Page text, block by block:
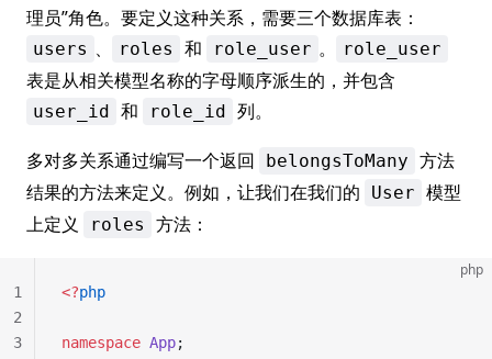
理员”角色。要定义这种关系，需要三个数据库表：
users 、 roles 和 role_user 。 role_user
表是从相关模型名称的字母顺序派生的，并包含
user_id 和 role_id 列。
多对多关系通过编写一个返回 belongsToMany 方法
结果的方法来定义。例如，让我们在我们的
User 模型
上定义
roles 方法：
php
<?php
namespace App;
1
2
3